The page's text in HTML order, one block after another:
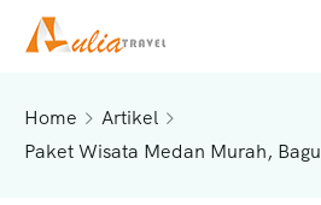
Home
Artikel
Paket Wisata Medan Murah,